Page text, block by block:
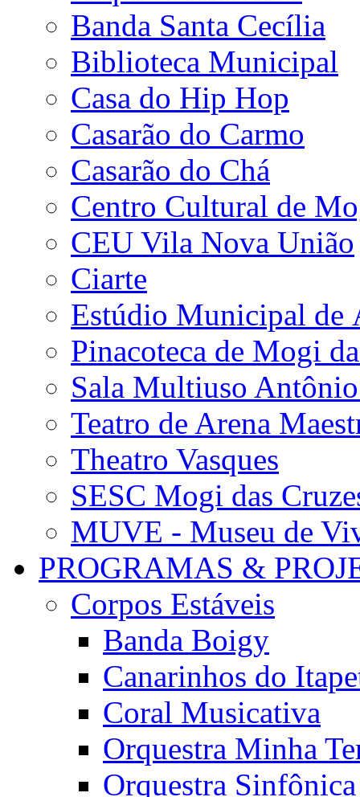
Banda Santa Cecília
Biblioteca Municipal
Casa do Hip Hop
Casarão do Carmo
Casarão do Chá
Centro Cultural de
CEU Vila Nova União
Ciarte
Estúdio Municipal de
Pinacoteca de Mogi
Sala Multiuso
Teatro de Arena
Theatro Vasques
SESC Mogi das
MUVE - Museu de
PROGRAMAS &
Corpos Estáveis
Banda Boigy
Canarinhos do
Coral Musicativa
Orquestra Minha
Orquestra